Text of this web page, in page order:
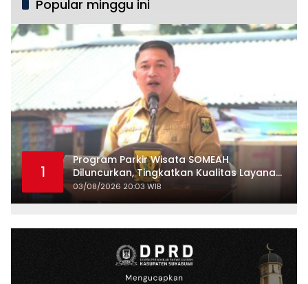
Popular minggu ini
1
Program Parkir Wisata SOMEAH
Diluncurkan, Tingkatkan Kualitas Layanan
Kepariwisataan
03/08/2026 20:03 WIB